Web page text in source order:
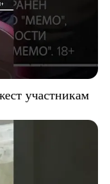
участникам